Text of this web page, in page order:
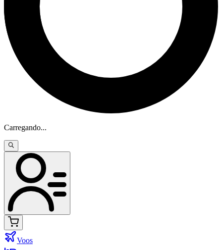
Carregando...
Voos